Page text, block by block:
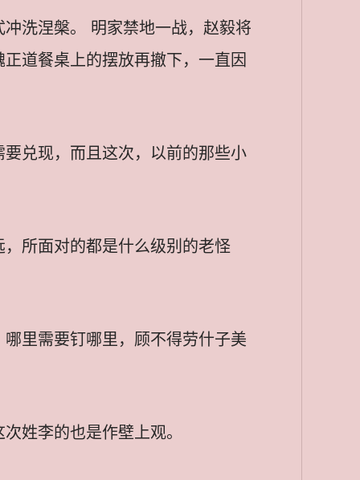
洗涅槃。 明家禁地一战，赵毅将
道餐桌上的摆放再撤下，一直因
兑现，而且这次，以前的那些小
所面对的都是什么级别的老怪
里需要钉哪里，顾不得劳什子美
姓李的也是作壁上观。